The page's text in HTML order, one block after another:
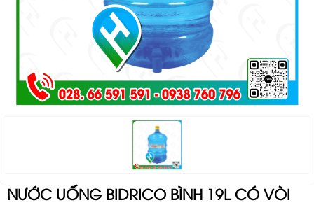
NƯỚC UỐNG BIDRICO BÌNH 19L CÓ VÒI